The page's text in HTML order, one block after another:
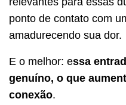
ponto de contato com
amadurecendo sua dor.
E o melhor: essa
genuíno, o que
conexão.